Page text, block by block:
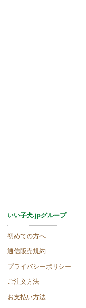
いい子犬.jpグループ
初めての方へ
通信販売規約
プライバシーポリシー
ご注文方法
お支払い方法